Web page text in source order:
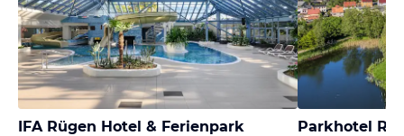
IFA Rügen Hotel & Ferienpark Parkhotel